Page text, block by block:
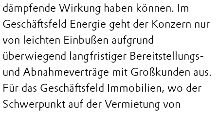
dämpfende Wirkung haben können. Im
Geschäftsfeld Energie geht der Konzern nur
von leichten Einbußen aufgrund
überwiegend langfristiger Bereitstellungs-
und Abnahmeverträge mit Großkunden aus.
Für das Geschäftsfeld Immobilien, wo der
Schwerpunkt auf der Vermietung von